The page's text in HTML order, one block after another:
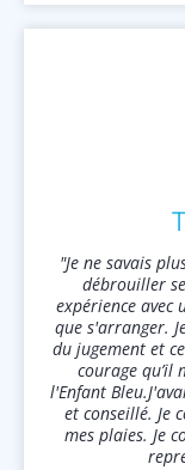
"Je ne savais
débrouiller
expérience avec
que s'arranger.
du jugement et
courage qu’il
l'Enfant
et conseillé. Je
mes plaies. Je